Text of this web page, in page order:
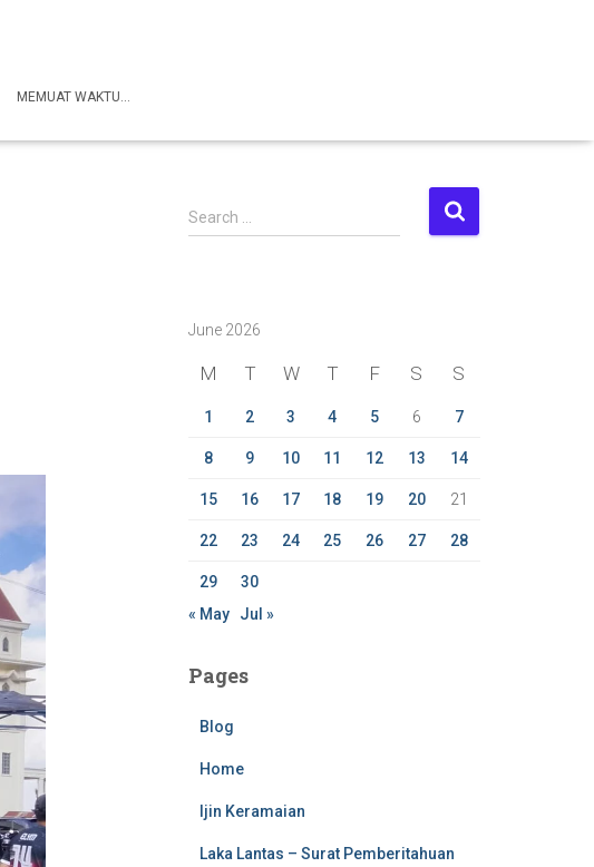
MEMUAT WAKTU…
S
e
h
Search …
June 2026
M T W T F S S
1 2 3 4 5 6 7
8 9 10 11 12 13 14
15 16 17 18 19 20 21
22 23 24 25 26 27 28
29
30
« May
Jul »
Pages
Blog
Home
Ijin Keramaian
Laka Lantas – Surat Pemberitahuan